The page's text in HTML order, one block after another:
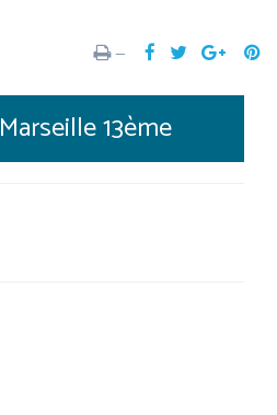
—
Marseille 13ème